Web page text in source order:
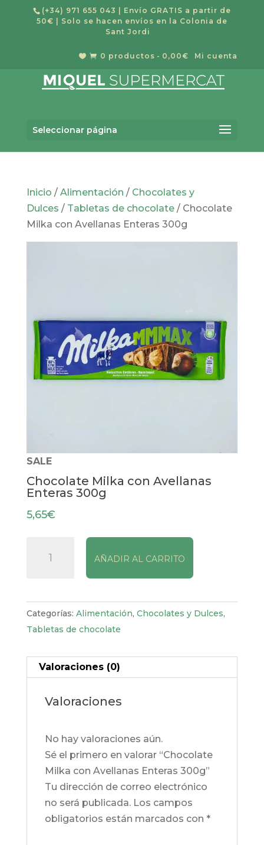
(+34) 971 655 043
| Envío GRATIS a partir de
50€ | Solo se hacen envíos en la Colonia de
Sant Jordi
Mi cuenta
  0 productos 0,00€
Seleccionar página
de
productos
Inicio / Alimentación / Chocolates y
Dulces / Tabletas de chocolate/ Chocolate
Milka con Avellanas Enteras 300g
SALE
Chocolate Milka con Avellanas
Enteras 300g
5,65€
Milka
Enteras
300g
AÑADIR AL CARRITO
Categorías: Alimentación, Chocolates y Dulces,
Tabletas de chocolate
Valoraciones (0)
Valoraciones
No hay valoraciones aún.
Sé el primero en valorar “Chocolate
Milka con Avellanas Enteras 300g”
Tu dirección de correo electrónico
no será publicada. Los campos
obligatorios están marcados con *